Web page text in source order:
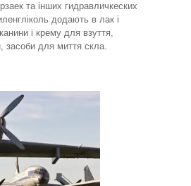
та інших гидравличкеских
додають в лак і
і крему для взуття,
засоби для миття скла.